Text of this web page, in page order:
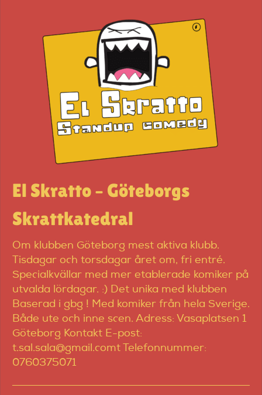
El Skratto – Göteborgs
Skrattkatedral
Om klubben Göteborg mest aktiva klubb.
Tisdagar och torsdagar året om, fri entré.
Specialkvällar med mer etablerade komiker på
utvalda lördagar. :) Det unika med klubben
Baserad i gbg ! Med komiker från hela Sverige.
Både ute och inne scen. Adress: Vasaplatsen 1
Göteborg Kontakt E-post:
t.sal.sala@gmail.comt Telefonnummer:
0760375071